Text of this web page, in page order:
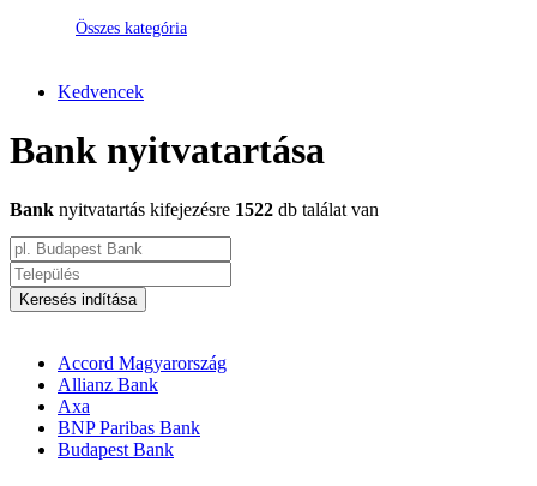
Összes kategória
Kedvencek
Bank nyitvatartása
Bank nyitvatartás kifejezésre 1522 db találat van
Keresés indítása
Accord Magyarország
Allianz Bank
Axa
BNP Paribas Bank
Budapest Bank